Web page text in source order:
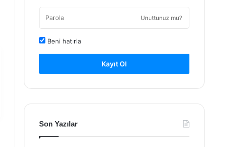
Unuttunuz mu?
Beni hatırla
Kayıt Ol
Son Yazılar